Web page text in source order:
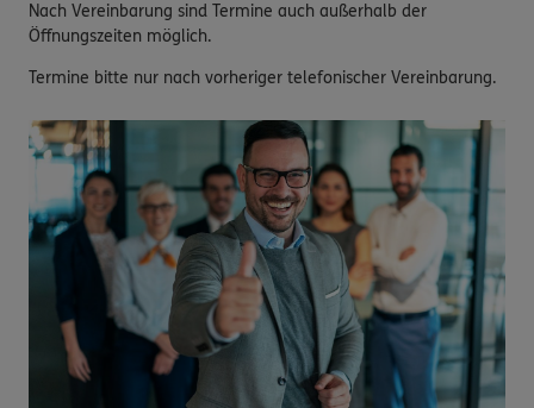
Nach Vereinbarung sind Termine auch außerhalb der
Öffnungszeiten möglich.
Termine bitte nur nach vorheriger telefonischer Vereinbarung.